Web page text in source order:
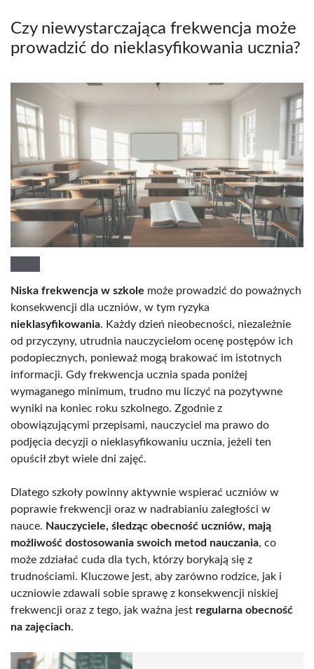
Czy niewystarczająca frekwencja może
prowadzić do nieklasyfikowania ucznia?
Niska frekwencja w szkole może prowadzić do poważnych
konsekwencji dla uczniów, w tym ryzyka
nieklasyfikowania. Każdy dzień nieobecności, niezależnie
od przyczyny, utrudnia nauczycielom ocenę postępów ich
podopiecznych, ponieważ mogą brakować im istotnych
informacji. Gdy frekwencja ucznia spada poniżej
wymaganego minimum, trudno mu liczyć na pozytywne
wyniki na koniec roku szkolnego. Zgodnie z
obowiązującymi przepisami, nauczyciel ma prawo do
podjęcia decyzji o nieklasyfikowaniu ucznia, jeżeli ten
opuścił zbyt wiele dni zajęć.
Dlatego szkoły powinny aktywnie wspierać uczniów w
poprawie frekwencji oraz w nadrabianiu zaległości w
nauce. Nauczyciele, śledząc obecność uczniów, mają
możliwość dostosowania swoich metod nauczania, co
może zdziałać cuda dla tych, którzy borykają się z
trudnościami. Kluczowe jest, aby zarówno rodzice, jak i
uczniowie zdawali sobie sprawę z konsekwencji niskiej
frekwencji oraz z tego, jak ważna jest regularna obecność
na zajęciach.